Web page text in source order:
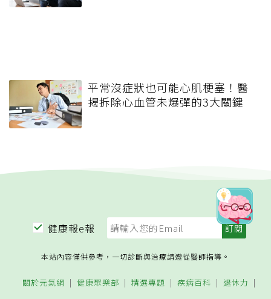
平常沒症狀也可能心肌梗塞！醫
揭拆除心血管未爆彈的3大關鍵
健康報e報
本站內容僅供參考，一切診斷與治療請遵從醫師指導。
關於元氣網 健康聚樂部 精選專題 疾病百科
退休力